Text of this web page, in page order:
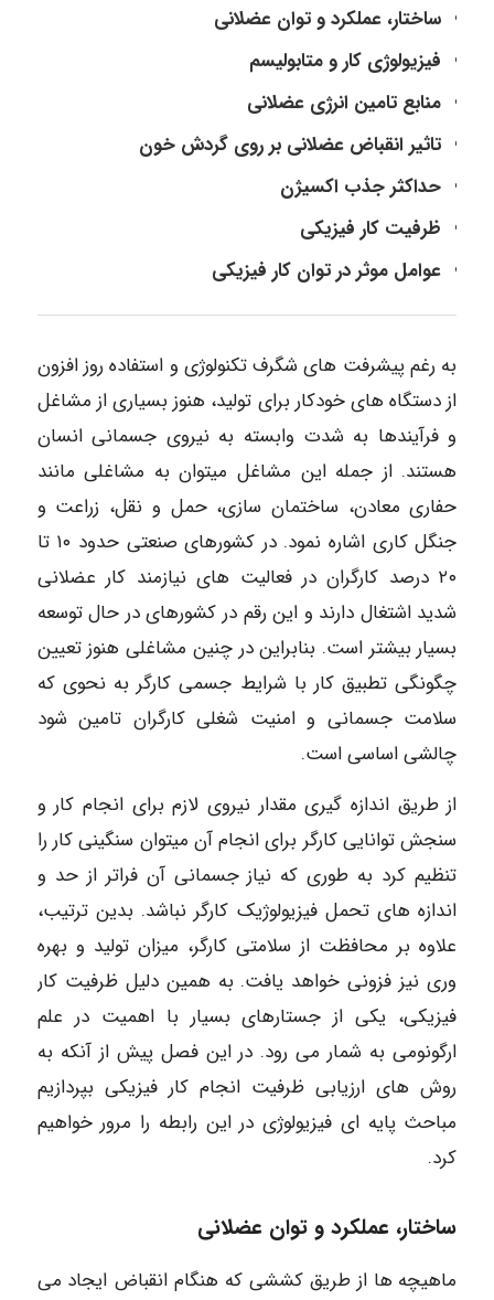
ساختار، عملکرد و توان عضلانی
فیزیولوژی کار و متابولیسم
منابع تامین انرژی عضلانی
تاثیر انقباض عضلانی بر روی گردش خون
حداکثر جذب اکسیژن
ظرفیت کار فیزیکی
عوامل موثر در توان کار فیزیکی
به رغم پیشرفت های شگرف تکنولوژی و استفاده روز افزون
از دستگاه های خودکار برای تولید، هنوز بسیاری از مشاغل
و فرآیندها به شدت وابسته به نیروی جسمانی انسان
هستند. از جمله این مشاغل میتوان به مشاغلی مانند
حفاری معادن، ساختمان سازی، حمل و نقل، زراعت و
جنگل کاری اشاره نمود. در کشورهای صنعتی حدود ۱۰ تا
۲۰ درصد کارگران در فعالیت های نیازمند کار عضلانی
شدید اشتغال دارند و این رقم در کشورهای در حال توسعه
بسیار بیشتر است. بنابراین در چنین مشاغلی هنوز تعیین
چگونگی تطبیق کار با شرایط جسمی کارگر به نحوی که
سلامت جسمانی و امنیت شغلی کارگران تامین شود
چالشی اساسی است.
از طریق اندازه گیری مقدار نیروی لازم برای انجام کار و
سنجش توانایی کارگر برای انجام آن میتوان سنگینی کار را
تنظیم کرد به طوری که نیاز جسمانی آن فراتر از حد و
اندازه های تحمل فیزیولوژیک کارگر نباشد. بدین ترتیب،
علاوه بر محافظت از سلامتی کارگر، میزان تولید و بهره
وری نیز فزونی خواهد یافت. به همین دلیل ظرفیت کار
فیزیکی، یکی از جستارهای بسیار با اهمیت در علم
ارگونومی به شمار می رود. در این فصل پیش از آنکه به
روش های ارزیابی ظرفیت انجام کار فیزیکی بپردازیم
مباحث پایه ای فیزیولوژی در این رابطه را مرور خواهیم
کرد.
ساختار، عملکرد و توان عضلانی
ماهیچه ها از طریق کششی که هنگام انقباض ایجاد می